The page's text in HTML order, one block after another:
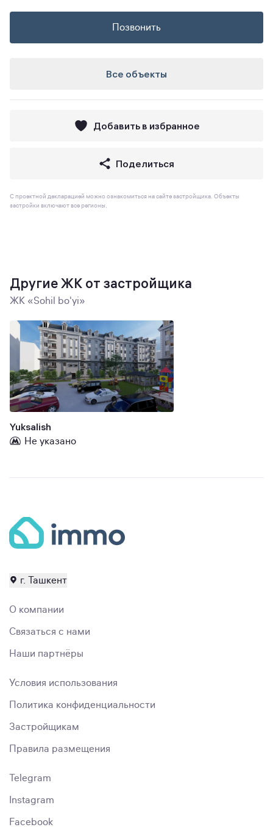
Позвонить
Все объекты
Добавить в избранное
Поделиться
С проектной декларацией можно ознакомиться на сайте застройщика. Объекты
застройки включают все регионы.
Другие ЖК от застройщика
ЖК «Sohil bo'yi»
Yuksalish
Не указано
г. Ташкент
О компании
Связаться с нами
Наши партнёры
Условия использования
Политика конфиденциальности
Застройщикам
Правила размещения
Telegram
Instagram
Facebook